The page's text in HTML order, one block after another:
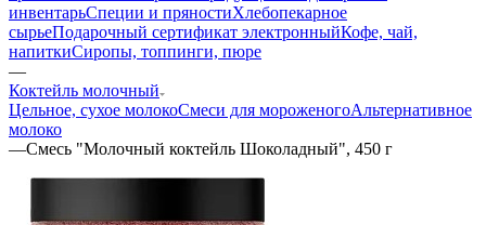
инвентарьСпеции и пряностиХлебопекарное
сырьеПодарочный сертификат электронныйКофе, чай,
напиткиСиропы, топпинги, пюре
—
Коктейль молочный
Цельное, сухое молокоСмеси для мороженогоАльтернативное
молоко
—Смесь "Молочный коктейль Шоколадный", 450 г